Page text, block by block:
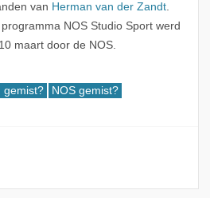
van Herman van der Zandt.
NOS Studio Sport werd
maart door de NOS.
gemist? NOS gemist?